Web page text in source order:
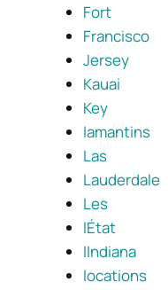
Fort
Francisco
Jersey
Kauai
Key
lamantins
Las
Lauderdale
Les
lÉtat
lIndiana
locations